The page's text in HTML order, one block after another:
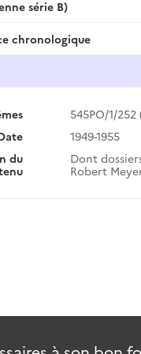
série B)
chronologique
545PO/1/
1949-1955
du
Dont
Robert